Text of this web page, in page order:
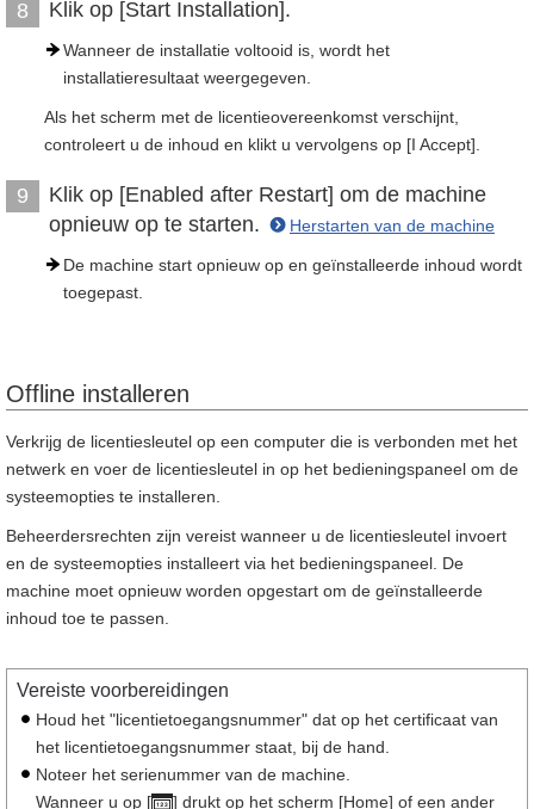
8 Klik op [Start Installation].
Wanneer de installatie voltooid is, wordt het
installatieresultaat weergegeven.
Als het scherm met de licentieovereenkomst verschijnt,
controleert u de inhoud en klikt u vervolgens op [I Accept].
9
Klik op [Enabled after Restart] om de machine
opnieuw op te starten.
Herstarten van de machine
De machine start opnieuw op en geïnstalleerde inhoud wordt
toegepast.
Offline installeren
Verkrijg de licentiesleutel op een computer die is verbonden met het
netwerk en voer de licentiesleutel in op het bedieningspaneel om de
systeemopties te installeren.
Beheerdersrechten zijn vereist wanneer u de licentiesleutel invoert
en de systeemopties installeert via het bedieningspaneel. De
machine moet opnieuw worden opgestart om de geïnstalleerde
inhoud toe te passen.
Vereiste voorbereidingen
Houd het "licentietoegangsnummer" dat op het certificaat van
het licentietoegangsnummer staat, bij de hand.
Noteer het serienummer van de machine.
Wanneer u op [
] drukt op het scherm [Home] of een ander